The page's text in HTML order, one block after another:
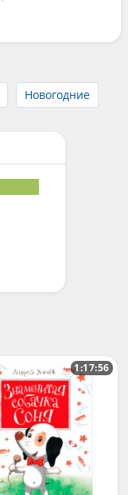
Новогодние
1:17:56